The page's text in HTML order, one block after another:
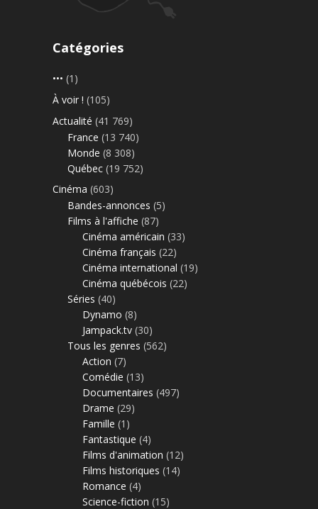
Catégories
••• (1)
À voir ! (105)
Actualité (41 769)
France (13 740)
Monde (8 308)
Québec (19 752)
Cinéma (603)
Bandes-annonces (5)
Films à l'affiche (87)
Cinéma américain (33)
Cinéma français (22)
Cinéma international (19)
Cinéma québécois (22)
Séries (40)
Dynamo (8)
Jampack.tv (30)
Tous les genres (562)
Action (7)
Comédie (13)
Documentaires (497)
Drame (29)
Famille (1)
Fantastique (4)
Films d'animation (12)
Films historiques (14)
Romance (4)
Science-fiction (15)